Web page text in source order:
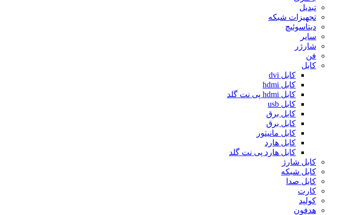
تبدیل
تجهیزات شبکه
دیتاسوئیچ
سایر
شارژر
فن
کابل
کابل dvi
کابل hdmi
کابل hdmi پی نت گلد
کابل usb
کابل برق
کابل برق
کابل مانیتور
کابل هارد
کابل هارد پی نت گلد
کابل شارژ
کابل شبکه
کابل صدا
کارت
کولپد
هدفون